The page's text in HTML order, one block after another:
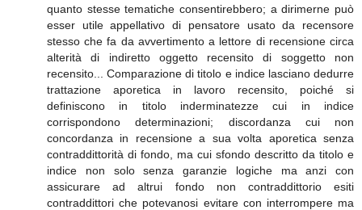
quanto stesse tematiche consentirebbero; a dirimerne può
esser utile appellativo di pensatore usato da recensore
stesso che fa da avvertimento a lettore di recensione circa
alterità di indiretto oggetto recensito di soggetto non
recensito... Comparazione di titolo e indice lasciano dedurre
trattazione aporetica in lavoro recensito, poiché si
definiscono in titolo inderminatezze cui in indice
corrispondono determinazioni; discordanza cui non
concordanza in recensione a sua volta aporetica senza
contraddittorità di fondo, ma cui sfondo descritto da titolo e
indice non solo senza garanzie logiche ma anzi con
assicurare ad altrui fondo non contraddittorio esiti
contraddittori che potevanosi evitare con interrompere ma